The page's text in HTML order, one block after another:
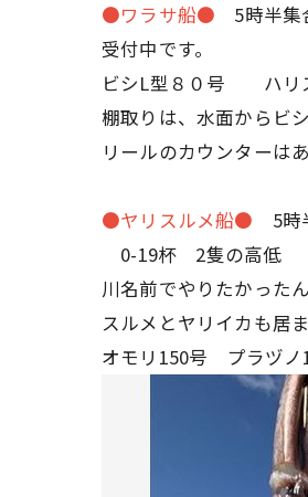
●ワラサ船● 5時半集
受付中です。
ビシL型８０号 ハリ
棚取りは、水面からビ
リールのカウンターは
●ヤリスルメ船● 5時
0-19杯 2隻の高低
川名前でやりたかった
スルメとヤリイカも居
オモリ150号 プラヅノ